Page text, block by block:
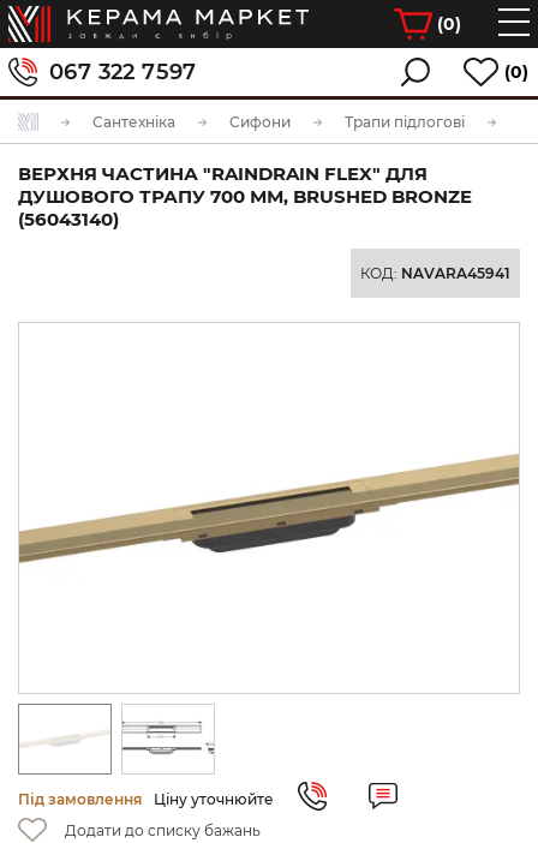
(0)
067 322 7597 (0)
Сантехніка Сифони Трапи підлогові
ВЕРХНЯ ЧАСТИНА "RAINDRAIN FLEX" ДЛЯ
ДУШОВОГО ТРАПУ 700 ММ, BRUSHED BRONZE
(56043140)
КОД: NAVARA45941
Під замовлення
Ціну уточнюйте
Додати до списку бажань